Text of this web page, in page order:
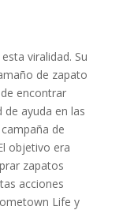
viralidad. Su
de zapato
encontrar
ayuda en las
de
objetivo era
zapatos
acciones
Life y